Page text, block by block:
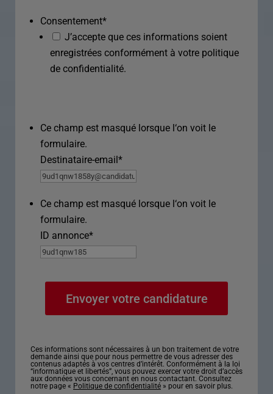
Consentement*
J’accepte que ces informations soient
enregistrées conformément à votre politique
de confidentialité.
Ce champ est masqué lorsque l‘on voit le
formulaire.
Destinataire-email*
Ce champ est masqué lorsque l‘on voit le
formulaire.
ID annonce*
Ces informations sont nécessaires à un bon traitement de votre
demande ainsi que pour nous permettre de vous adresser des
contenus adaptés à vos centres d’intérêt. Conformément à la loi
“informatique et libertés”, vous pouvez exercer votre droit d’accès
aux données vous concernant en nous contactant. Consultez
notre page « Politique de confidentialité » pour en savoir plus.